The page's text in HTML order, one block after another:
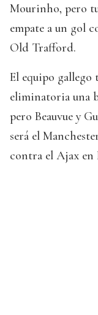
Mourinho, pero
empate a un gol
Old Trafford.
El equipo gallego
eliminatoria una
pero Beauvue y
será el
contra el Ajax en